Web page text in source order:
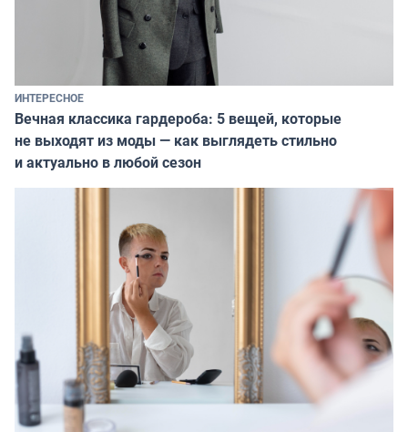
ИНТЕРЕСНОЕ
Вечная классика гардероба: 5 вещей, которые
не выходят из моды — как выглядеть стильно
и актуально в любой сезон